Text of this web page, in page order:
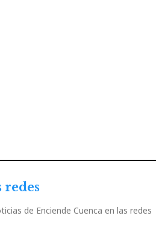
redes
de Enciende Cuenca en las redes